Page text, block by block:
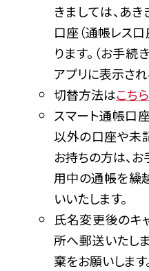
きましては、あ
口座（通帳レス
ります。（お手
アプリに表示され
切替方法はこちら
スマート通帳口
以外の口座や未
お持ちの方は、
用中の通帳を繰
いいたします。
氏名変更後のキ
所へ郵送いたし
棄をお願いします。